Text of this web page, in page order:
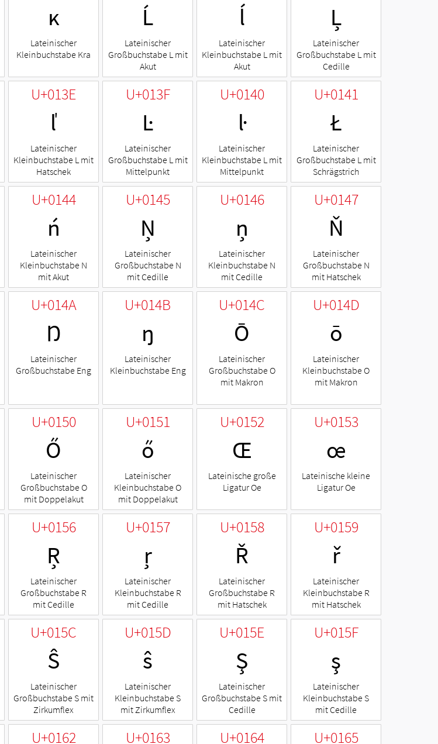
ĸ
Lateinischer
Kleinbuchstabe Kra
Ĺ
Lateinischer
Großbuchstabe L mit
Akut
ĺ
Lateinischer
Kleinbuchstabe L mit
Akut
Ļ
Lateinischer
Großbuchstabe L mit
Cedille
U+013E
ľ
Lateinischer
Kleinbuchstabe L mit
Hatschek
U+013F
Ŀ
Lateinischer
Großbuchstabe L mit
Mittelpunkt
U+0140
ŀ
Lateinischer
Kleinbuchstabe L mit
Mittelpunkt
U+0141
Ł
Lateinischer
Großbuchstabe L mit
Schrägstrich
U+0144
ń
Lateinischer
Kleinbuchstabe N
mit Akut
U+0145
Ņ
Lateinischer
Großbuchstabe N
mit Cedille
U+0146
ņ
Lateinischer
Kleinbuchstabe N
mit Cedille
U+0147
Ň
Lateinischer
Großbuchstabe N
mit Hatschek
U+014A
Ŋ
Lateinischer
Großbuchstabe Eng
U+014B
ŋ
Lateinischer
Kleinbuchstabe Eng
U+014C
Ō
Lateinischer
Großbuchstabe O
mit Makron
U+014D
ō
Lateinischer
Kleinbuchstabe O
mit Makron
U+0150
Ő
Lateinischer
Großbuchstabe O
mit Doppelakut
U+0151
ő
Lateinischer
Kleinbuchstabe O
mit Doppelakut
U+0152
Œ
Lateinische große
Ligatur Oe
U+0153
œ
Lateinische kleine
Ligatur Oe
U+0156
Ŗ
Lateinischer
Großbuchstabe R
mit Cedille
U+0157
ŗ
Lateinischer
Kleinbuchstabe R
mit Cedille
U+0158
Ř
Lateinischer
Großbuchstabe R
mit Hatschek
U+0159
ř
Lateinischer
Kleinbuchstabe R
mit Hatschek
U+015C
Ŝ
Lateinischer
Großbuchstabe S mit
Zirkumflex
U+015D
ŝ
Lateinischer
Kleinbuchstabe S
mit Zirkumflex
U+015E
Ş
Lateinischer
Großbuchstabe S mit
Cedille
U+015F
ş
Lateinischer
Kleinbuchstabe S
mit Cedille
U+0162 U+0163 U+0164 U+0165